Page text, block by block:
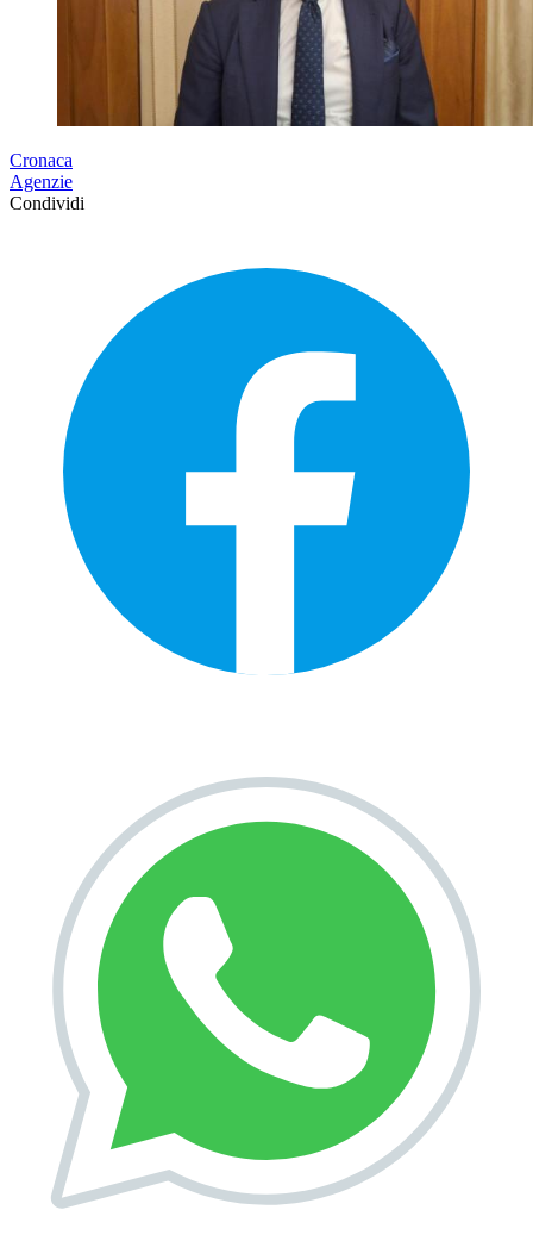
Cronaca
Agenzie
Condividi